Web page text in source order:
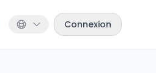
Connexion